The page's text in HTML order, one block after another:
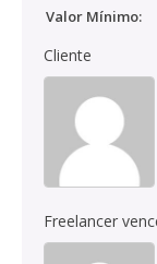
Valor Mínimo:
Cliente
Freelancer